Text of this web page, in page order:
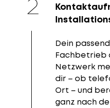
Dein
Fachbetrieb
Netzwerk
dir – ob
Ort – und
ganz nach